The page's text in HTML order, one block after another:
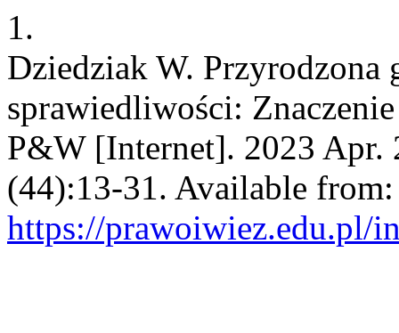
1.
Dziedziak W. Przyrodzona
sprawiedliwości:
P&W [Internet]. 2023
(44):13-31. Available from:
https://prawoiwiez.edu.pl/